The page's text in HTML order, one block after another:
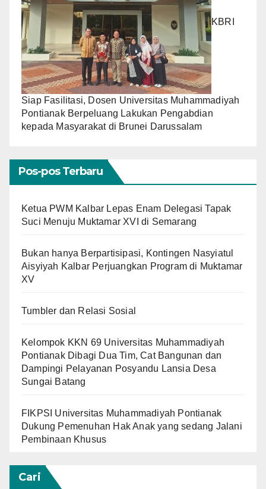
KBRI
Siap Fasilitasi, Dosen Universitas Muhammadiyah
Pontianak Berpeluang Lakukan Pengabdian
kepada Masyarakat di Brunei Darussalam
Pos-pos Terbaru
Ketua PWM Kalbar Lepas Enam Delegasi Tapak
Suci Menuju Muktamar XVI di Semarang
Bukan hanya Berpartisipasi, Kontingen Nasyiatul
Aisyiyah Kalbar Perjuangkan Program di Muktamar
XV
Tumbler dan Relasi Sosial
Kelompok KKN 69 Universitas Muhammadiyah
Pontianak Dibagi Dua Tim, Cat Bangunan dan
Dampingi Pelayanan Posyandu Lansia Desa
Sungai Batang
FIKPSI Universitas Muhammadiyah Pontianak
Dukung Pemenuhan Hak Anak yang sedang Jalani
Pembinaan Khusus
Cari